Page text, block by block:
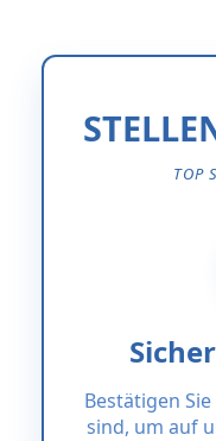
TOP
Bestätigen
sind, um auf